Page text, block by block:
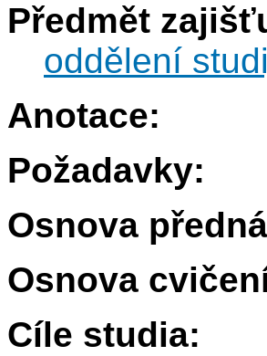
Předmět
oddělení
Anotace:
Požadavky:
Osnova
Osnova
Cíle studia: